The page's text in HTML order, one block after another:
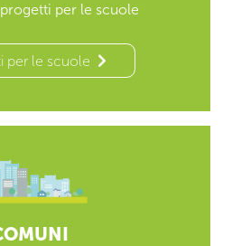
per le scuole
per le scuole